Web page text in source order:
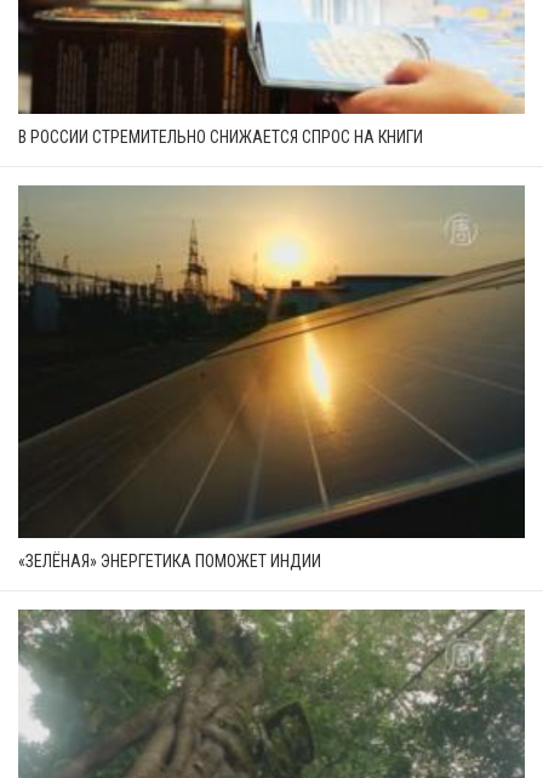
В РОССИИ СТРЕМИТЕЛЬНО СНИЖАЕТСЯ СПРОС НА КНИГИ
«ЗЕЛЁНАЯ» ЭНЕРГЕТИКА ПОМОЖЕТ ИНДИИ